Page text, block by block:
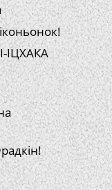
ІЦХАКА